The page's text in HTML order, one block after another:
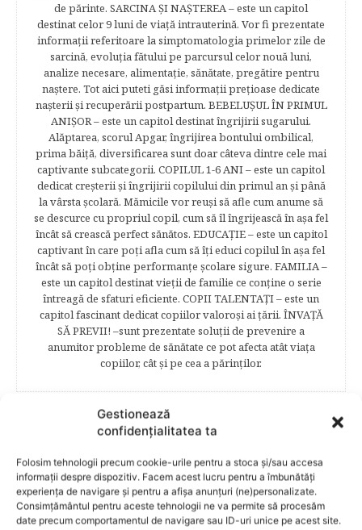
Gestionează
confidențialitatea ta
Folosim tehnologii precum cookie-urile pentru a stoca și/sau accesa
informații despre dispozitiv. Facem acest lucru pentru a îmbunătăți
experiența de navigare și pentru a afișa anunțuri (ne)personalizate.
Consimțământul pentru aceste tehnologii ne va permite să procesăm
date precum comportamentul de navigare sau ID-uri unice pe acest site.
de părinte. SARCINA ŞI NAŞTEREA – este un capitol
destinat celor 9 luni de viaţă intrauterină. Vor fi prezentate
informaţii referitoare la simptomatologia primelor zile de
sarcină, evoluţia fătului pe parcursul celor nouă luni,
analize necesare, alimentaţie, sănătate, pregătire pentru
naştere. Tot aici puteti găsi informaţii preţioase dedicate
naşterii şi recuperării postpartum. BEBELUŞUL ÎN PRIMUL
ANIŞOR – este un capitol destinat îngrijirii sugarului.
Alăptarea, scorul Apgar, îngrijirea bontului ombilical,
prima băiţă, diversificarea sunt doar câteva dintre cele mai
captivante subcategorii. COPILUL 1-6 ANI – este un capitol
dedicat creşterii şi îngrijirii copilului din primul an şi până
la vârsta şcolară. Mămicile vor reuşi să afle cum anume să
se descurce cu propriul copil, cum să îl îngrijească în aşa fel
încât să crească perfect sănătos. EDUCAŢIE – este un capitol
captivant în care poţi afla cum să îţi educi copilul în aşa fel
încât să poţi obţine performanţe şcolare sigure. FAMILIA –
este un capitol destinat vieţii de familie ce conţine o serie
întreagă de sfaturi eficiente. COPII TALENTAŢI – este un
capitol fascinant dedicat copiilor valoroși ai țării. ÎNVAŢĂ
SĂ PREVII! –sunt prezentate soluţii de prevenire a
anumitor probleme de sănătate ce pot afecta atât viaţa
copiilor, cât şi pe cea a părinţilor.
RELATED POSTS